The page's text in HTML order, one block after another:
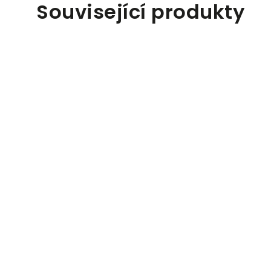
Související produkty